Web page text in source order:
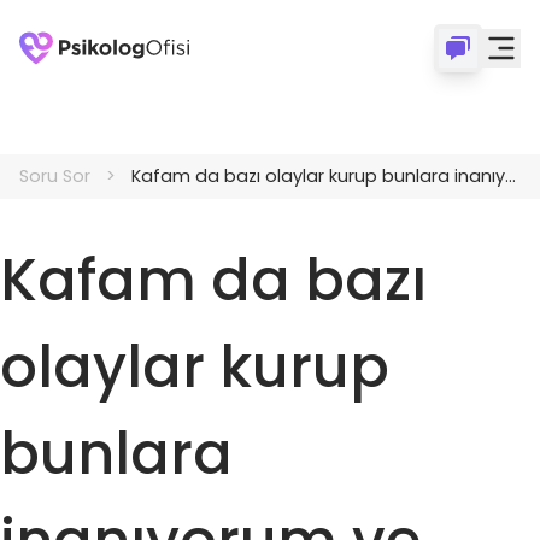
Soru Sor Kafam da bazı olaylar kurup bunlara inanıyorum ve stres oluyorum.
Kafam da bazı
olaylar kurup
bunlara